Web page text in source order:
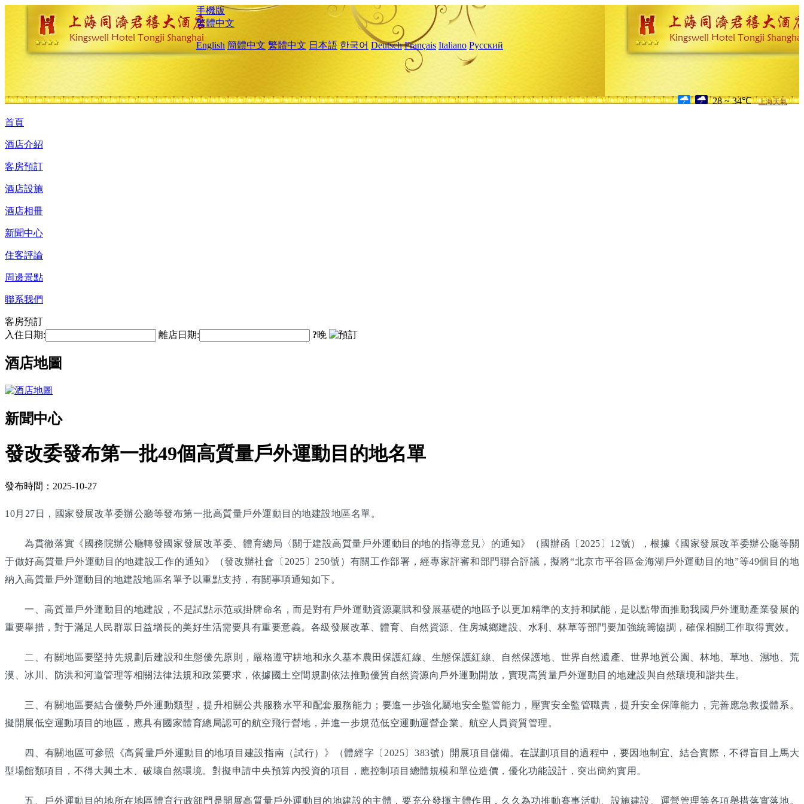
手機版
繁體中文
English 簡體中文 繁體中文 日本語 한국어 Deutsch Français Italiano Русский
28 ~ 34℃ 上海天氣
首頁
酒店介紹
客房預訂
酒店設施
酒店相冊
新聞中心
住客評論
周邊景點
聯系我們
客房預訂
入住日期:
離店日期: ?晚
酒店地圖
新聞中心
發改委發布第一批49個高質量戶外運動目的地名單
發布時間：2025-10-27
10月27日，國家發展改革委辦公廳等發布第一批高質量戶外運動目的地建設地區名單。
為貫徹落實《國務院辦公廳轉發國家發展改革委、體育總局〈關于建設高質量戶外運動目的地的指導意見〉的通知》（國辦函〔2025〕12號），根據《國家發展改革委辦公廳等關
于做好高質量戶外運動目的地建設工作的通知》（發改辦社會〔2025〕250號）有關工作部署，經專家評審和部門聯合評議，擬將“北京市平谷區金海湖戶外運動目的地”等49個目的地
納入高質量戶外運動目的地建設地區名單予以重點支持，有關事項通知如下。
一、高質量戶外運動目的地建設，不是試點示范或掛牌命名，而是對有戶外運動資源稟賦和發展基礎的地區予以更加精準的支持和賦能，是以點帶面推動我國戶外運動產業發展的
重要舉措，對于滿足人民群眾日益增長的美好生活需要具有重要意義。各級發展改革、體育、自然資源、住房城鄉建設、水利、林草等部門要加強統籌協調，確保相關工作取得實效。
二、有關地區要堅持先規劃后建設和生態優先原則，嚴格遵守耕地和永久基本農田保護紅線、生態保護紅線、自然保護地、世界自然遺產、世界地質公園、林地、草地、濕地、荒
漠、冰川、防洪和河道管理等相關法律法規和政策要求，依據國土空間規劃依法推動優質自然資源向戶外運動開放，實現高質量戶外運動目的地建設與自然環境和諧共生。
三、有關地區要結合優勢戶外運動類型，提升相關公共服務水平和配套服務能力；要進一步強化屬地安全監管能力，壓實安全監管職責，提升安全保障能力，完善應急救援體系。
擬開展低空運動項目的地區，應具有國家體育總局認可的航空飛行營地，并進一步規范低空運動運營企業、航空人員資質管理。
四、有關地區可參照《高質量戶外運動目的地項目建設指南（試行）》（體經字〔2025〕383號）開展項目儲備。在謀劃項目的過程中，要因地制宜、結合實際，不得盲目上馬大
型場館類項目，不得大興土木、破壞自然環境。對擬申請中央預算內投資的項目，應控制項目總體規模和單位造價，優化功能設計，突出簡約實用。
五、戶外運動目的地所在地區體育行政部門是開展高質量戶外運動目的地建設的主體，要充分發揮主體作用，久久為功推動賽事活動、設施建設、運營管理等各項舉措落實落地。